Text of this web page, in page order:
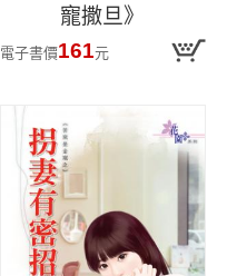
寵撒旦》
電子書價161元